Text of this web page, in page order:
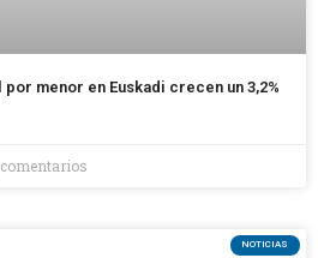
menor en Euskadi crecen un 3,2%
NOTICIAS